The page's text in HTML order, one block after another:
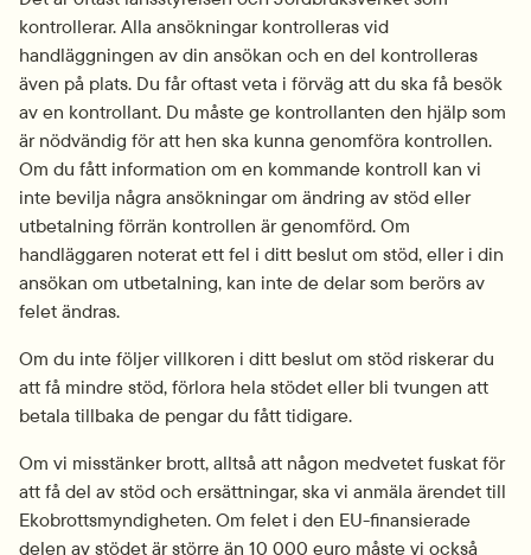
kontrollerar. Alla ansökningar kontrolleras vid
handläggningen av din ansökan och en del kontrolleras
även på plats. Du får oftast veta i förväg att du ska få besök
av en kontrollant. Du måste ge kontrollanten den hjälp som
är nödvändig för att hen ska kunna genomföra kontrollen.
Om du fått information om en kommande kontroll kan vi
inte bevilja några ansökningar om ändring av stöd eller
utbetalning förrän kontrollen är genomförd. Om
handläggaren noterat ett fel i ditt beslut om stöd, eller i din
ansökan om utbetalning, kan inte de delar som berörs av
felet ändras.
Om du inte följer villkoren i ditt beslut om stöd riskerar du
att få mindre stöd, förlora hela stödet eller bli tvungen att
betala tillbaka de pengar du fått tidigare.
Om vi misstänker brott, alltså att någon medvetet fuskat för
att få del av stöd och ersättningar, ska vi anmäla ärendet till
Ekobrottsmyndigheten. Om felet i den EU-finansierade
delen av stödet är större än 10 000 euro måste vi också